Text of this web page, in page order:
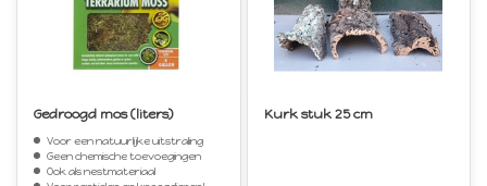
Gedroogd mos (liters)
Voor een natuurlijke uitstraling
Geen chemische toevoegingen
Ook als nestmateriaal
Kurk stuk 25 cm